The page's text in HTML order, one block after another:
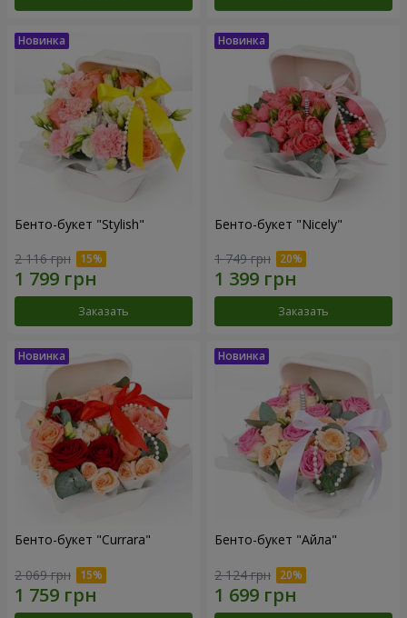
Бенто-букет "Stylish"
2 116 грн
Заказать
Бенто-букет "Nicely"
1 749 грн
Заказать
Бенто-букет "Currara"
2 069 грн
Бенто-букет "Айла"
2 124 грн